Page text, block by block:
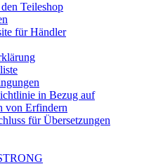
Teileshop
für Händler
in Bezug auf
von Erfindern
für Übersetzungen